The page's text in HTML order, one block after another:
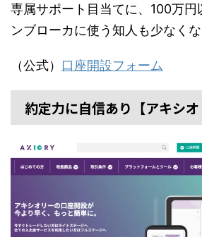
専属サポート目当てに、100万円
ンブローカに使う知人も少なくな
（公式） 口座開設フォーム
約定力に自信あり【アキシオ